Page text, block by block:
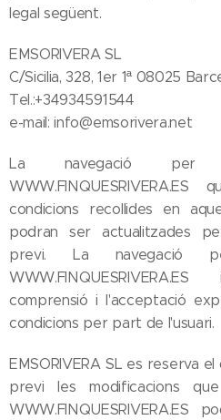
legal següent.
EMSORIVERA SL
C/Sicilia, 328, 1er 1ª 08025
Tel.:+34934591544
e-mail: info@emsorivera.net
La navegació
condicions recollides en
podran ser actualitzades
previ. La navegació
comprensió i l'acceptació
condicions per part de l'usuari.
EMSORIVERA SL es reserva
previ les modificacions
WWW.FINQUESRIVERA.ES